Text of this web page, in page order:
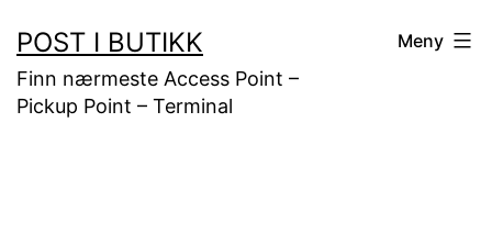
til
innhold
POST I BUTIKK
Finn nærmeste Access Point –
Pickup Point – Terminal
Meny